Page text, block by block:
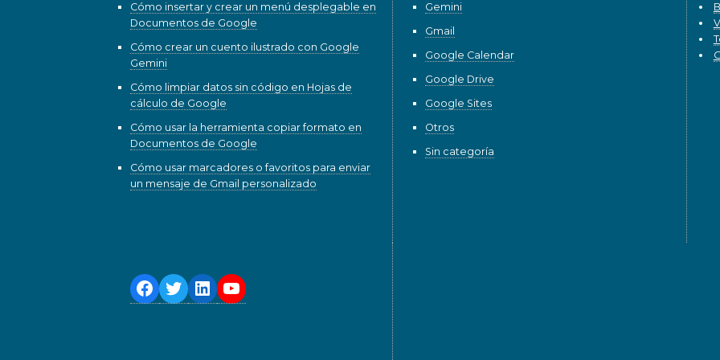
Cómo insertar y crear un menú desplegable en
Documentos de Google
Cómo crear un cuento ilustrado con Google
Gemini
Cómo limpiar datos sin código en Hojas de
cálculo de Google
Cómo usar la herramienta copiar formato en
Documentos de Google
Cómo usar marcadores o favoritos para enviar
un mensaje de Gmail personalizado
Gemini
Gmail
Google Calendar
Google Drive
Google Sites
Otros
Sin categoría